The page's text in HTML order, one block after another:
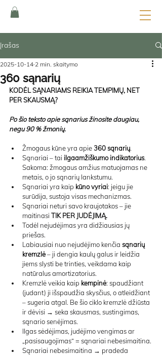
Įrašas
360 sąnarių
2025-10-14 2 min. skaitymo
KODĖL SĄNARIAMS REIKIA TEMPIMŲ, NET
PER SKAUSMĄ?
Po šio teksto apie sąnarius žinosite daugiau,
negu 90 % žmonių.
Žmogaus kūne yra apie 360 sąnarių.
Sąnariai – tai ilgaamžiškumo indikatorius.
Sakoma: žmogaus amžius matuojamas ne
metais, o jo sąnarių lankstumu.
Sąnariai yra kaip kūno vyriai: jeigu jie
surūdija, sustoja visas mechanizmas.
Sąnariai neturi savo kraujotakos – jie
maitinasi TIK PER JUDĖJIMĄ.
Todėl nejudėjimas yra didžiausias jų
priešas.
Labiausiai nuo nejudėjimo kenčia sąnarių
kremzlė – ji dengia kaulų galus ir leidžia
jiems slysti be trinties, veikdama kaip
natūralus amortizatorius.
Kremzlė veikia kaip kempinė: spaudžiant
(judant) ji išspaudžia skysčius, o atleidžiant
– sugeria atgal. Be šio ciklo kremzlė džiūsta
ir dėvisi → seka skausmas, sustingimas,
sąnario senėjimas.
Ilgas sėdėjimas, judėjimo vengimas ar
„pasisaugojimas“ = sąnariai nebesimaitina.
Sąnariai nebesimaitina → pradeda